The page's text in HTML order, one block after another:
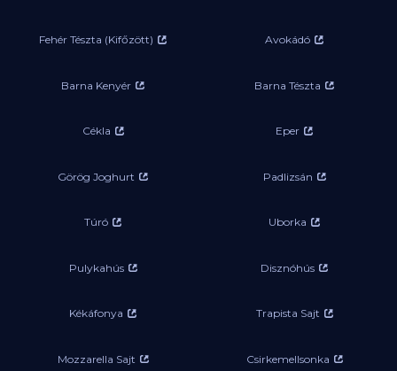
Fehér Tészta (Kifőzött) Avokádó
Barna Kenyér Barna Tészta
Cékla Eper
Görög Joghurt Padlizsán
Túró Uborka
Pulykahús Disznóhús
Kékáfonya Trapista Sajt
Mozzarella Sajt Csirkemellsonka